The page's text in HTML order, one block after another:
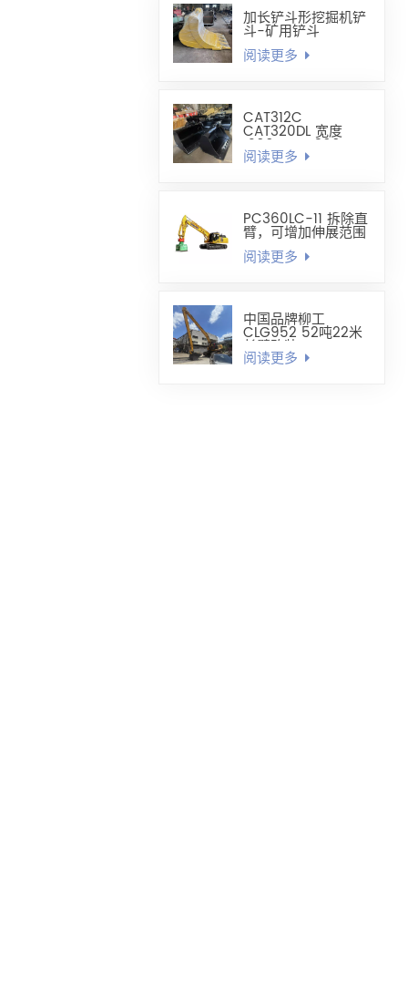
加长铲斗形挖掘机铲
斗-矿用铲斗
阅读更多
CAT312C
CAT320DL 宽度
1200mm-1300mm
调平铲斗
阅读更多
PC360LC-11 拆除直
臂，可增加伸展范围
阅读更多
中国品牌柳工
CLG952 52吨22米
长臂改装
阅读更多